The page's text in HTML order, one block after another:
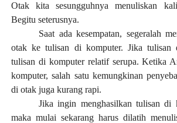
Otak kita sesungguhnya menuliskan
Begitu seterusnya.
Saat ada kesempatan, segeralah
otak ke tulisan di komputer. Jika tulisan
tulisan di komputer relatif serupa. Ketika
komputer, salah satu kemungkinan
di otak juga kurang rapi.
Jika ingin menghasilkan tulisan di
maka mulai sekarang harus dilatih